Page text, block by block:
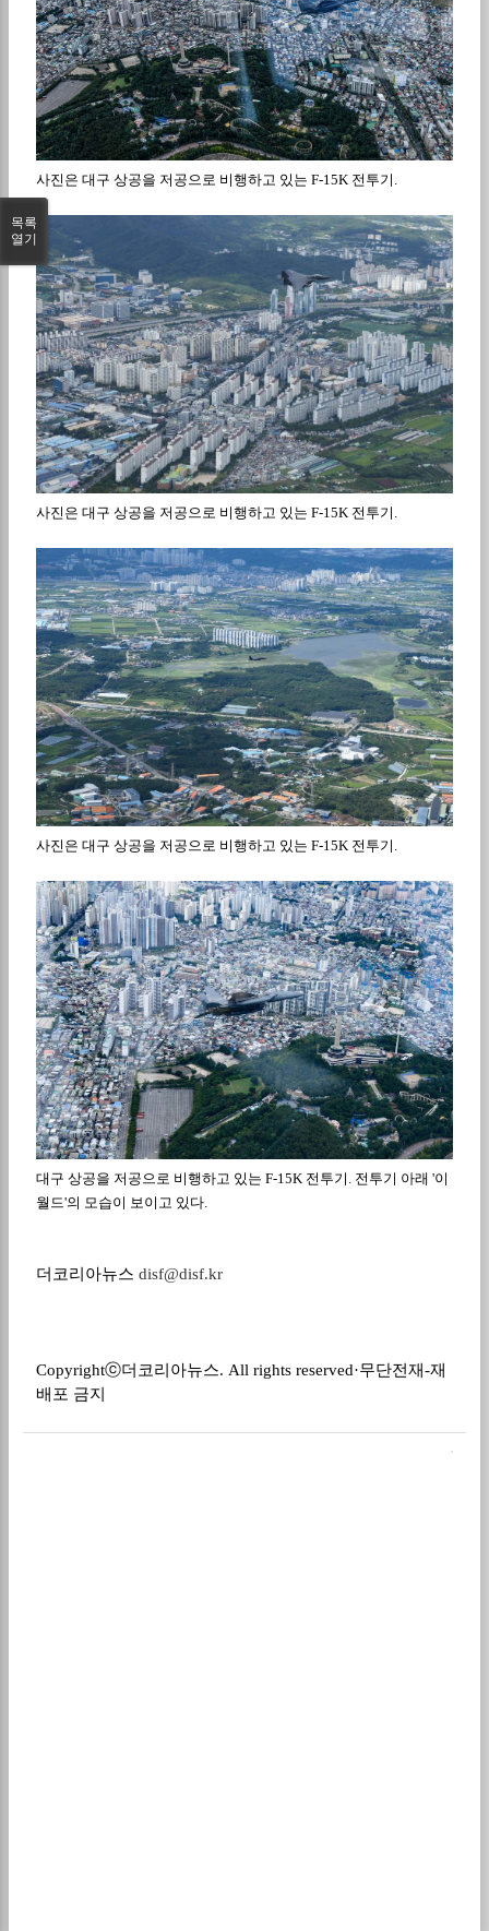
사진은 대구 상공을 저공으로 비행하고 있는 F-15K 전투기 .
사진은 대구 상공을 저공으로 비행하고 있는 F-15K 전투기 .
사진은 대구 상공을 저공으로 비행하고 있는 F-15K 전투기 .
대구 상공을 저공으로 비행하고 있는 F-15K 전투기 전투기 아래 '이
월드'의 모습이 보이고 있다.
더코리아뉴스 disf@disf.kr
Copyrightⓒ더코리아뉴스. All rights reserved·무단전재-재
배포 금지
목록
열기